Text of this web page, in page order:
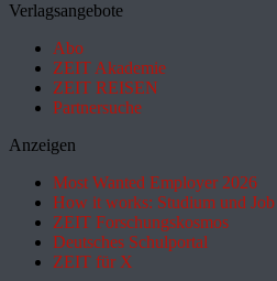
Verlagsangebote
Abo
ZEIT Akademie
ZEIT REISEN
Partnersuche
Anzeigen
Most Wanted Employer 2026
How it works: Studium und Job
ZEIT Forschungskosmos
Deutsches Schulportal
ZEIT für X